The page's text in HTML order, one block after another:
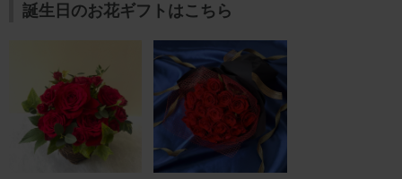
誕生日のお花ギフトはこちら